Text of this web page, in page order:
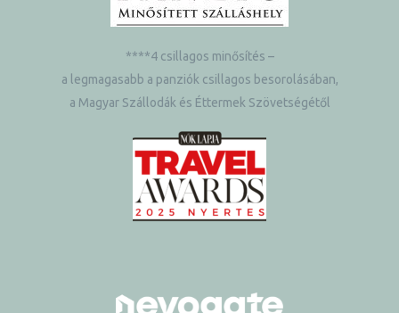
****4 csillagos minősítés –
a legmagasabb a panziók csillagos besorolásában,
a Magyar Szállodák és Éttermek Szövetségétől